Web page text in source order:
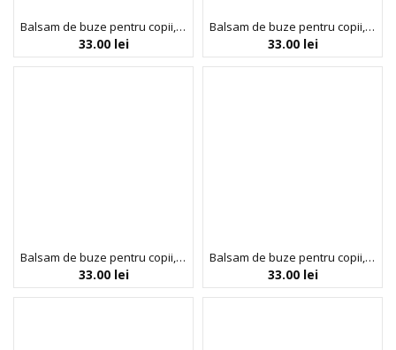
Balsam de buze pentru copii, American Bunny, Inuwet, 3.5 gr
33.00 lei
Balsam de buze pentru copii, Bunny Delice, Inuwet, 3.5 gr
33.00 lei
Balsam de buze pentru copii, Bunny Fruity, Inuwet, 3.5 gr
33.00 lei
Balsam de buze pentru copii, Bunny Peachy, Inuwet, 3.5 gr
33.00 lei